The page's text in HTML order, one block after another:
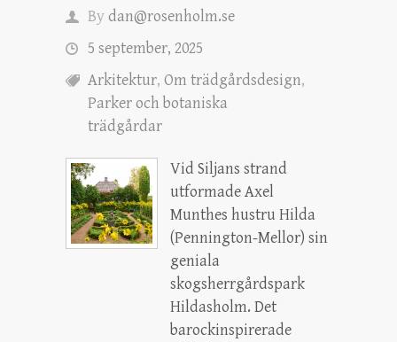
Bydan@rosenholm.se
5 september, 2025
Arkitektur, Om trädgårdsdesign,
Parker och botaniska
trädgårdar
Vid Siljans strand
utformade Axel
Munthes hustru Hilda
(Pennington-Mellor) sin
geniala
skogsherrgårdspark
Hildasholm. Det
barockinspirerade